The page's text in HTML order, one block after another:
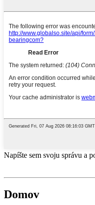
Napíšte sem svoju správu a
Domov